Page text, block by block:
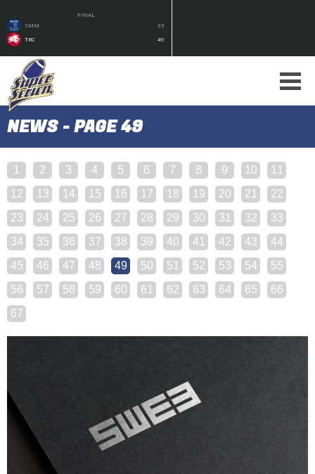
FINAL
SMM
33
TRC
49
NEWS - PAGE 49
1 2 3 4 5 6 7 8 9 10
11
12
13 14 15 16 17 18 19 20 21
22
23
24 25 26 27 28 29 30 31 32
33
34
35 36 37 38 39 40 41 42 43
44
45
46 47 48 49 50 51 52 53 54
55
56
57 58 59 60 61 62 63 64 65
66
67